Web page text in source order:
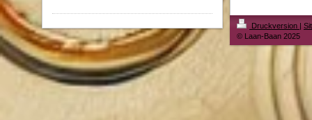
Druckversion |
© Laan-Baan 2025